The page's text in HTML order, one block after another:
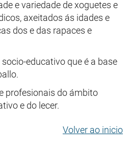
e variedade de xoguetes e
axeitados ás idades e
dos e das rapaces e
educativo que é a base
profesionais do ámbito
e do lecer.
Volver ao inicio